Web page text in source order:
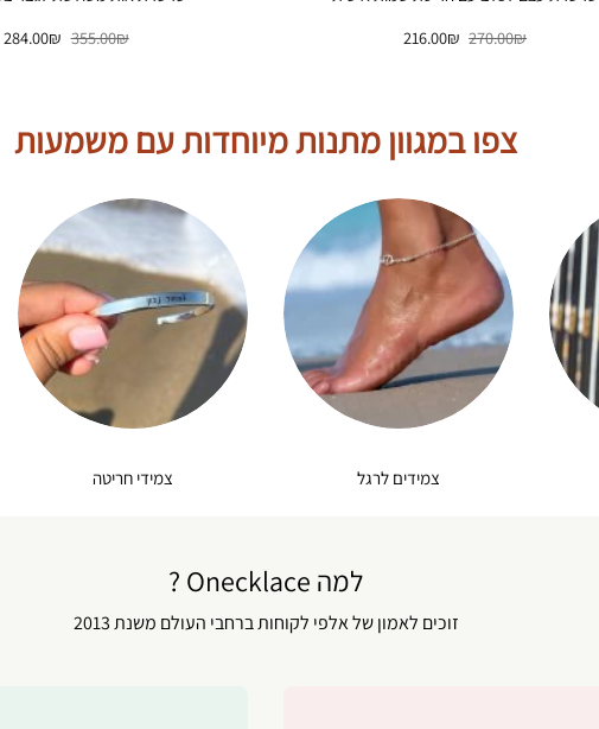
270.00₪ המחיר
המקורי
216.00₪ המחיר
355.00₪ המחיר
המקורי
284.00₪
צפו במגוון מתנות מיוחדות עם משמעות
צמידים לרגל צמידי חריטה
למה Onecklace ?
זוכים לאמון של אלפי לקוחות ברחבי העולם משנת 2013